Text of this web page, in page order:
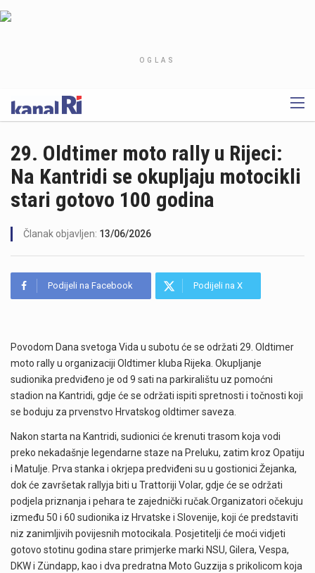
OGLAS
29. Oldtimer moto rally u Rijeci:
Na Kantridi se okupljaju motocikli
stari gotovo 100 godina
Članak objavljen: 13/06/2026
Podijeli na Facebook Podijeli na X
Povodom Dana svetoga Vida u subotu će se održati 29. Oldtimer
moto rally u organizaciji Oldtimer kluba Rijeka. Okupljanje
sudionika predviđeno je od 9 sati na parkiralištu uz pomoćni
stadion na Kantridi, gdje će se održati ispiti spretnosti i točnosti koji
se boduju za prvenstvo Hrvatskog oldtimer saveza.
Nakon starta na Kantridi, sudionici će krenuti trasom koja vodi
preko nekadašnje legendarne staze na Preluku, zatim kroz Opatiju
i Matulje. Prva stanka i okrjepa predviđeni su u gostionici Žejanka,
dok će završetak rallyja biti u Trattoriji Volar, gdje će se održati
podjela priznanja i pehara te zajednički ručak.Organizatori očekuju
između 50 i 60 sudionika iz Hrvatske i Slovenije, koji će predstaviti
niz zanimljivih povijesnih motocikala. Posjetitelji će moći vidjeti
gotovo stotinu godina stare primjerke marki NSU, Gilera, Vespa,
DKW i Zündapp, kao i dva predratna Moto Guzzija s prikolicom koja